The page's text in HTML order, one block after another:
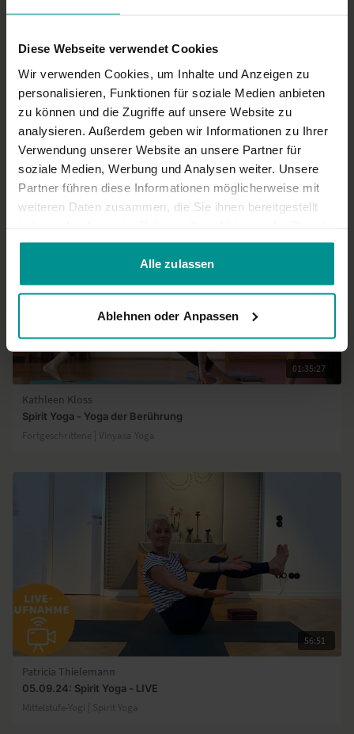
Diese Webseite verwendet Cookies
Wir verwenden Cookies, um Inhalte und Anzeigen zu
personalisieren, Funktionen für soziale Medien anbieten
zu können und die Zugriffe auf unsere Website zu
analysieren. Außerdem geben wir Informationen zu Ihrer
Verwendung unserer Website an unsere Partner für
soziale Medien, Werbung und Analysen weiter. Unsere
Partner führen diese Informationen möglicherweise mit
weiteren Daten zusammen, die Sie ihnen bereitgestellt
gesammelt haben.
Alle zulassen
Ablehnen oder Anpassen
01:04:56
Patricia Thielemann
Spirit Yoga Signature Level 2: ein anspruchsvoller Vinyasa Flow
für Fortgeschrittene
Fortgeschrittene | Vinyasa Yoga
01:35:27
Kathleen Kloss
Spirit Yoga - Yoga der Berührung
Fortgeschrittene | Vinyasa Yoga
56:51
Patricia Thielemann
05.09.24: Spirit Yoga - LIVE
Mittelstufe-Yogi | Spirit Yoga